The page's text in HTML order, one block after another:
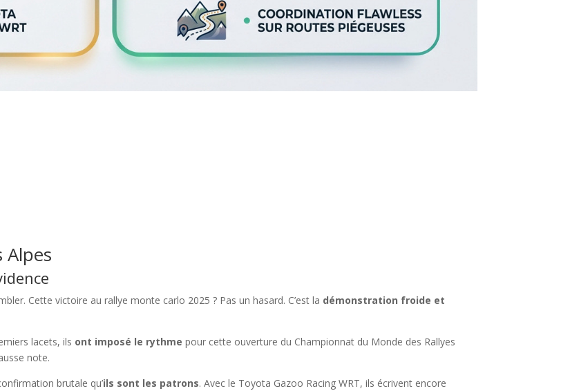
Alpes
Cette victoire au rallye monte carlo 2025 ? Pas un hasard. C’est la démonstration froide et
lacets, ils ont imposé le rythme pour cette ouverture du Championnat du Monde des Rallyes
note.
brutale qu’ils sont les patrons. Avec le Toyota Gazoo Racing WRT, ils écrivent encore